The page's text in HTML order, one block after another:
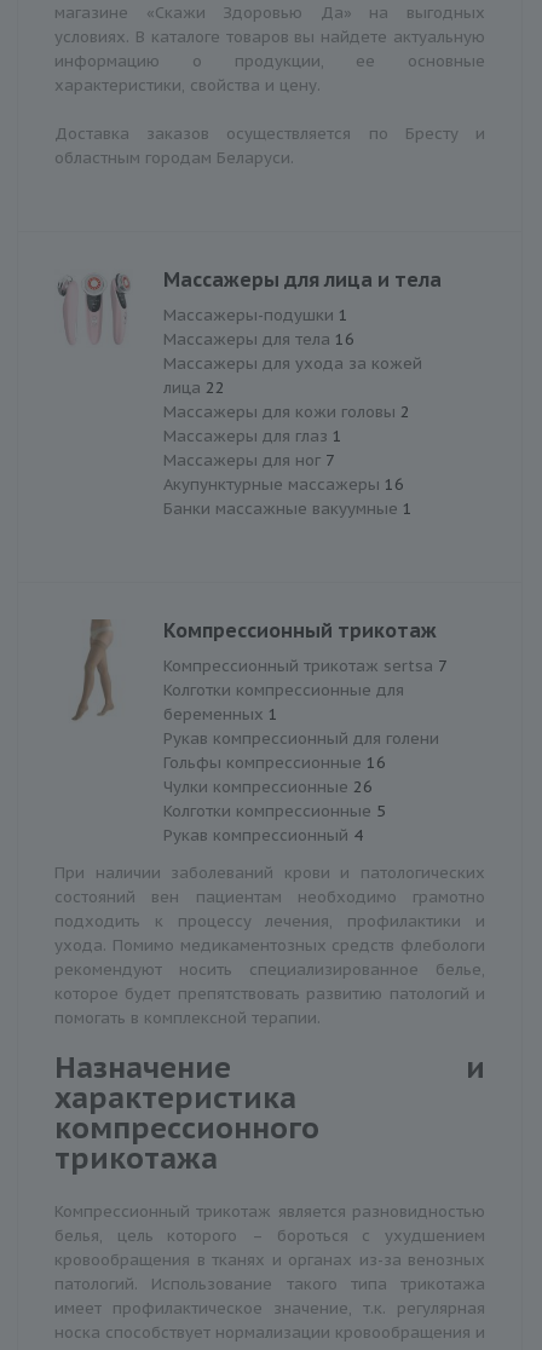
магазине «Скажи Здоровью Да» на выгодных
условиях. В каталоге товаров вы найдете актуальную
информацию о продукции, ее основные
характеристики, свойства и цену.
Доставка заказов осуществляется по Бресту и
областным городам Беларуси.
Массажеры для лица и тела
Массажеры-подушки 1
Массажеры для тела 16
Массажеры для ухода за кожей
лица 22
Массажеры для кожи головы 2
Массажеры для глаз 1
Массажеры для ног 7
Акупунктурные массажеры 16
Банки массажные вакуумные 1
Компрессионный трикотаж
Компрессионный трикотаж sertsa 7
Колготки компрессионные для
беременных 1
Рукав компрессионный для голени
Гольфы компрессионные 16
Чулки компрессионные 26
Колготки компрессионные 5
Рукав компрессионный 4
При наличии заболеваний крови и патологических
состояний вен пациентам необходимо грамотно
подходить к процессу лечения, профилактики и
ухода. Помимо медикаментозных средств флебологи
рекомендуют носить специализированное белье,
которое будет препятствовать развитию патологий и
помогать в комплексной терапии.
Назначение и
характеристика
компрессионного
трикотажа
Компрессионный трикотаж является разновидностью
белья, цель которого – бороться с ухудшением
кровообращения в тканях и органах из-за венозных
патологий. Использование такого типа трикотажа
имеет профилактическое значение, т.к. регулярная
носка способствует нормализации кровообращения и